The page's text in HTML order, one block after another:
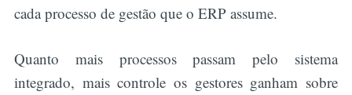
cada processo de gestão que o ERP assume.
Quanto mais processos passam pelo sistema
integrado, mais controle os gestores ganham sobre